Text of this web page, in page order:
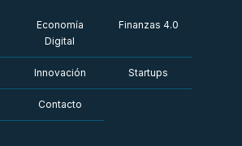
Economía
Digital
Finanzas 4.0
Innovación Startups
Contacto